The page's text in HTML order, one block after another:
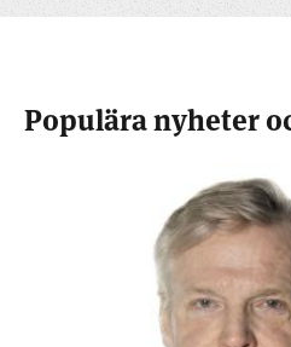
Populära nyheter